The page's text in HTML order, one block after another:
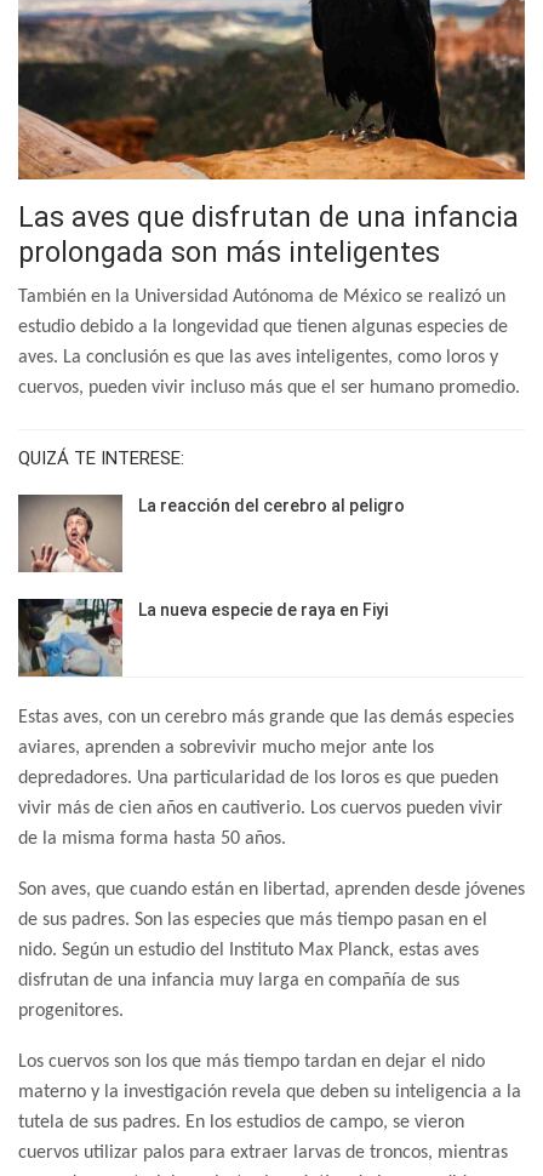
Las aves que disfrutan de una infancia
prolongada son más inteligentes
También en la Universidad Autónoma de México se realizó un
estudio debido a la longevidad que tienen algunas especies de
aves. La conclusión es que las aves inteligentes, como loros y
cuervos, pueden vivir incluso más que el ser humano promedio.
QUIZÁ TE INTERESE:
La reacción del cerebro al peligro
La nueva especie de raya en Fiyi
Estas aves, con un cerebro más grande que las demás especies
aviares, aprenden a sobrevivir mucho mejor ante los
depredadores. Una particularidad de los loros es que pueden
vivir más de cien años en cautiverio. Los cuervos pueden vivir
de la misma forma hasta 50 años.
Son aves, que cuando están en libertad, aprenden desde jóvenes
de sus padres. Son las especies que más tiempo pasan en el
nido. Según un estudio del Instituto Max Planck, estas aves
disfrutan de una infancia muy larga en compañía de sus
progenitores.
Los cuervos son los que más tiempo tardan en dejar el nido
materno y la investigación revela que deben su inteligencia a la
tutela de sus padres. En los estudios de campo, se vieron
cuervos utilizar palos para extraer larvas de troncos, mientras